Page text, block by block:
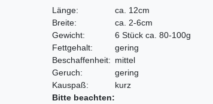
Länge:
ca. 12cm
Breite:
ca. 2-6cm
Gewicht:
6 Stück ca. 80-100g
Fettgehalt:
gering
Beschaffenheit: mittel
Geruch:
gering
Kauspaß:
kurz
Bitte beachten: